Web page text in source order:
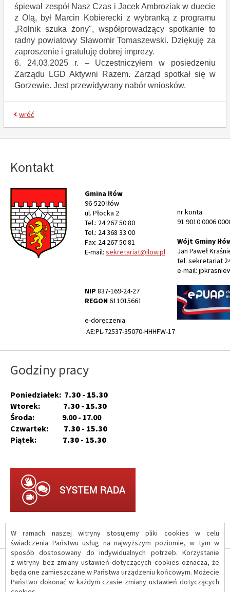
W ramach naszej witryny stosujemy pliki cookies w celu
świadczenia Państwu usług na najwyższym poziomie, w tym w
sposób dostosowany do indywidualnych potrzeb. Korzystanie
z witryny bez zmiany ustawień dotyczących cookies oznacza, że
będą one zamieszczane w Państwa urządzeniu końcowym. Możecie
Państwo dokonać w każdym czasie zmiany ustawień dotyczących
śpiewał zespół Nasz Czas i Jacek Ambroziak w duecie
z Olą, był Marcin Kobierecki z wybranką z programu
„Rolnik szuka żony", współprowadzący spotkanie to
radny powiatowy Sławomir Tomaszewski. Dziękuję za
zaproszenie i gratuluję dobrej imprezy.
6. 24.03.2025 r. – Uczestniczyłem w posiedzeniu
Zarządu LGD Aktywni Razem. Zarząd spotkał się w
Gorzewie. Jest przewidywany nabór wniosków.
wróć
Kontakt
Gmina Iłów
96-520 Iłów
ul. Płocka 2
Tel.: 24 267 50 80
Tel.: 24 368 33 00
Fax: 24 267 50 81
E-mail: sekretariat@ilow.pl
NIP 837-169-24-27
REGON611015661
e-doręczenia:
AE:PL-72537-35070-HHHFW-17
nr konta:
91 9010 0006
Wójt Gminy
Jan Paweł
tel. sekretariat
e-mail:
Godziny pracy
Poniedziałek: 7.30 - 15.30
Wtorek: 7.30 - 15.30
Środa: 9.00 - 17.00
Czwartek: 7.30 - 15.30
Piątek: 7.30 - 15.30
O serwisie